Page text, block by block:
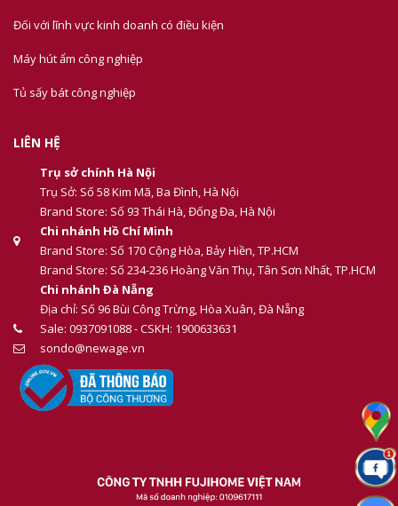
Đối với lĩnh vực kinh doanh có điều kiện
Máy hút ẩm công nghiệp
Tủ sấy bát công nghiệp
LIÊN HỆ
Trụ sở chính Hà Nội
Trụ Sở: Số 58 Kim Mã, Ba Đình, Hà Nội
Brand Store: Số 93 Thái Hà, Đống Đa, Hà Nội
Chi nhánh Hồ Chí Minh
Brand Store: Số 170 Cộng Hòa, Bảy Hiền, TP.HCM
Brand Store: Số 234-236 Hoàng Văn Thụ, Tân Sơn Nhất, TP.HCM
Chi nhánh Đà Nẵng
Địa chỉ: Số 96 Bùi Công Trừng, Hòa Xuân, Đà Nẵng
Sale: 0937091088 - CSKH: 1900633631
sondo@newage.vn